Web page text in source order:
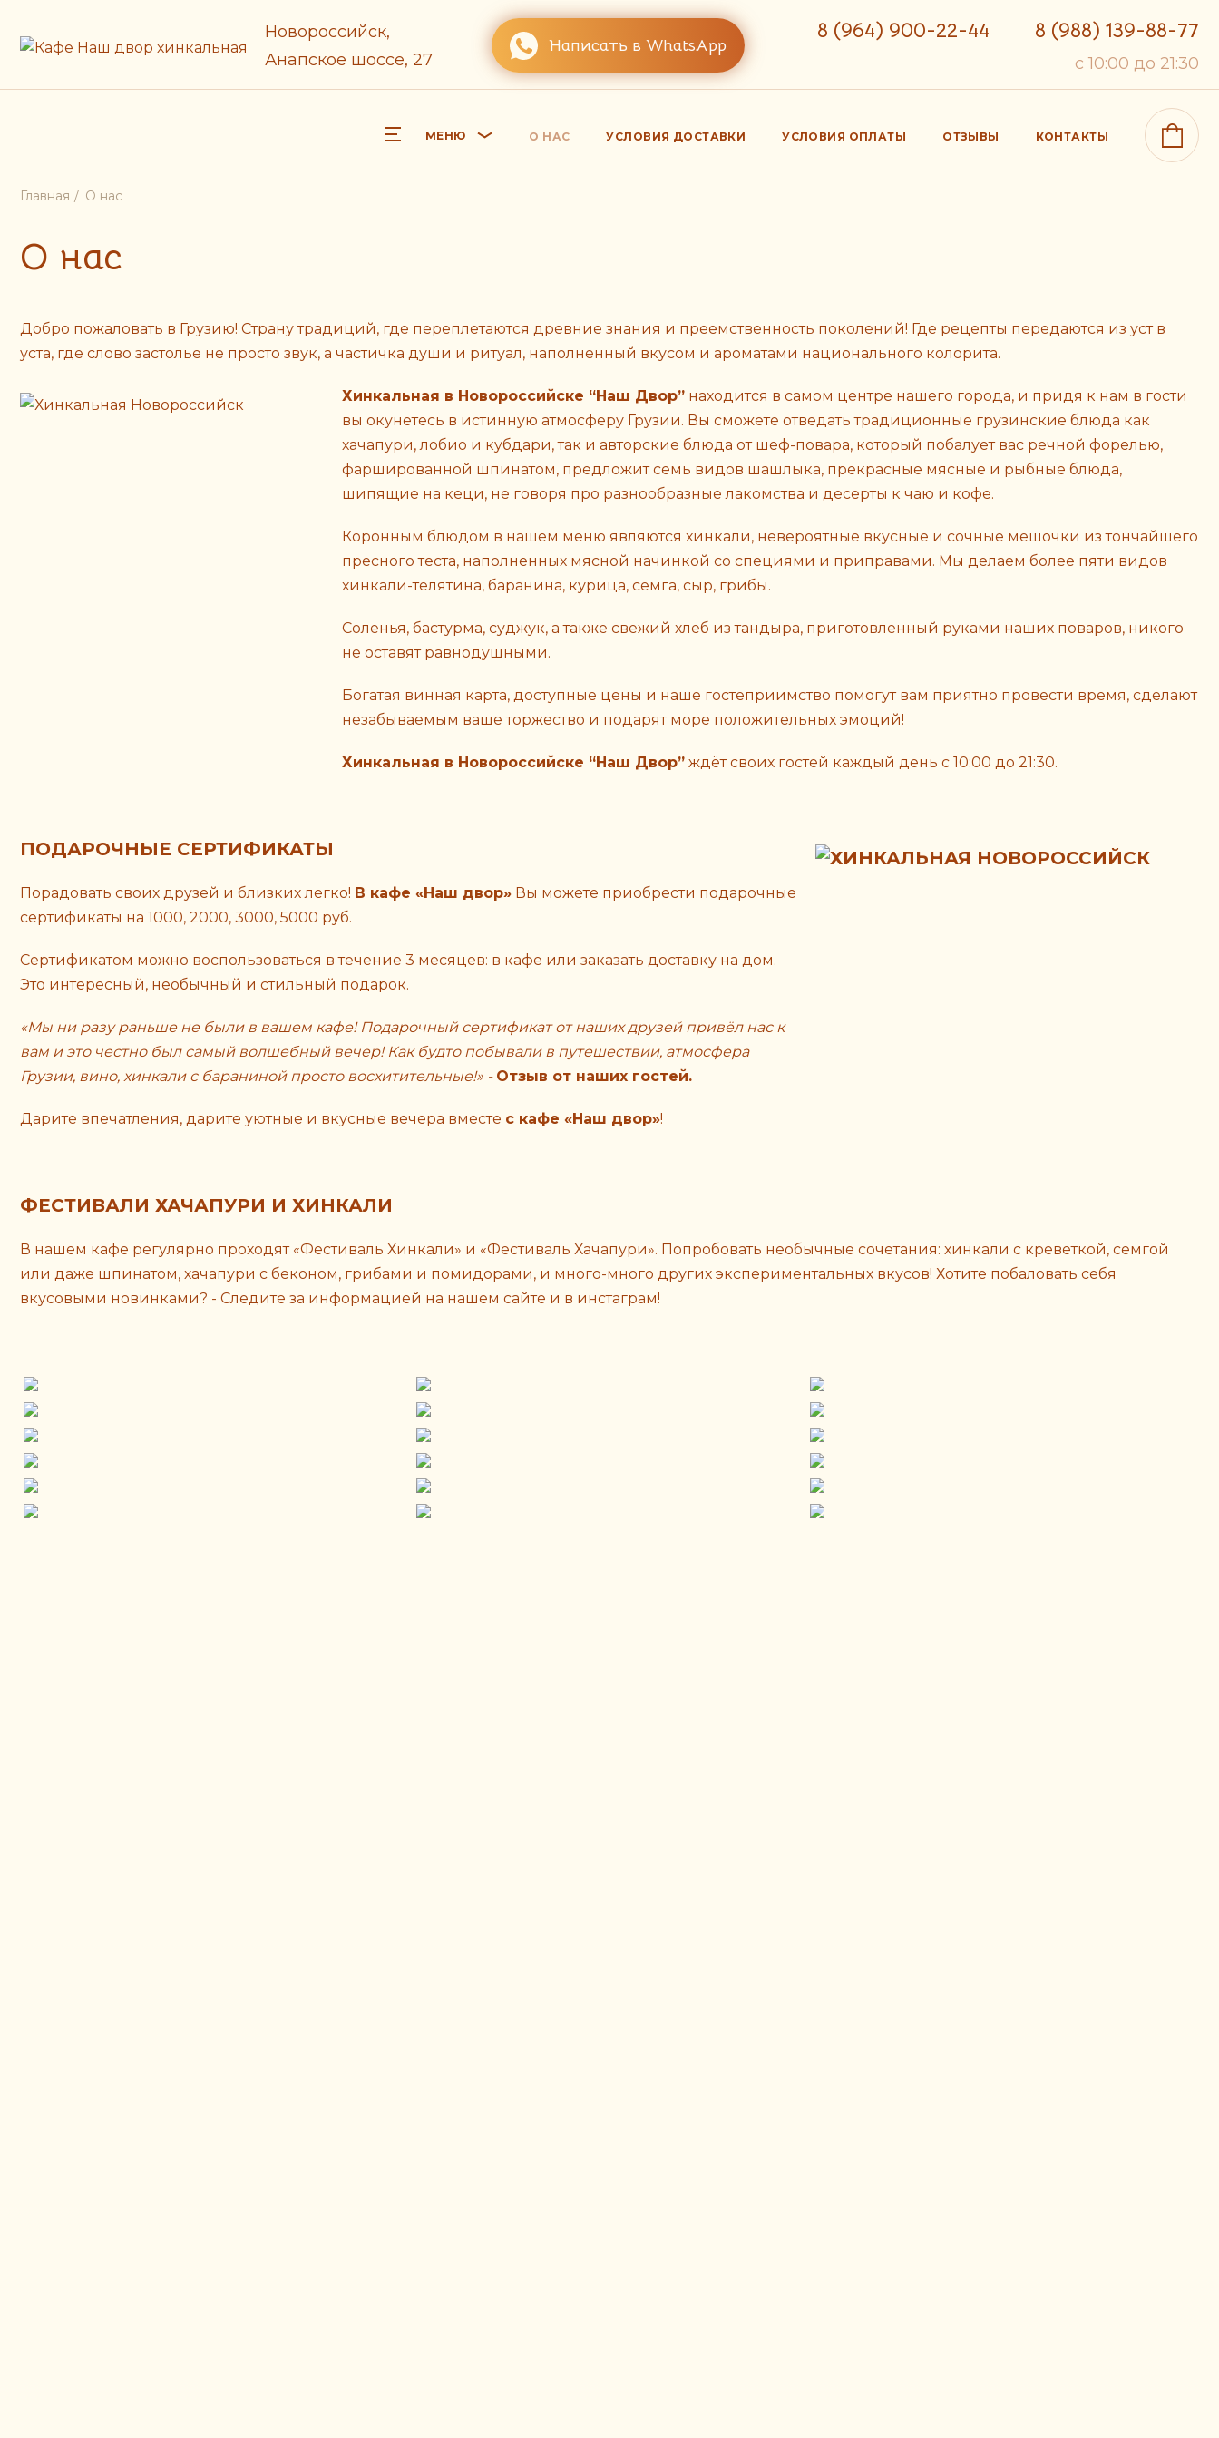
Новороссийск,
Анапское шоссе, 27
Написать в WhatsApp
8 (964) 900-22-44 8 (988) 139-88-77
c 10:00 до 21:30
О НАС УСЛОВИЯ ДОСТАВКИ УСЛОВИЯ ОПЛАТЫ ОТЗЫВЫ КОНТАКТЫ
МЕНЮ
Главная О нас
О нас
Добро пожаловать в Грузию! Страну традиций, где переплетаются древние знания и преемственность поколений! Где рецепты передаются из уст в
уста, где слово застолье не просто звук, а частичка души и ритуал, наполненный вкусом и ароматами национального колорита.
Хинкальная в Новороссийске “Наш Двор” находится в самом центре нашего города, и придя к нам в гости
вы окунетесь в истинную атмосферу Грузии. Вы сможете отведать традиционные грузинские блюда как
хачапури, лобио и кубдари, так и авторские блюда от шеф-повара, который побалует вас речной форелью,
фаршированной шпинатом, предложит семь видов шашлыка, прекрасные мясные и рыбные блюда,
шипящие на кеци, не говоря про разнообразные лакомства и десерты к чаю и кофе.
Коронным блюдом в нашем меню являются хинкали, невероятные вкусные и сочные мешочки из тончайшего
пресного теста, наполненных мясной начинкой со специями и приправами. Мы делаем более пяти видов
хинкали-телятина, баранина, курица, сёмга, сыр, грибы.
Соленья, бастурма, суджук, а также свежий хлеб из тандыра, приготовленный руками наших поваров, никого
не оставят равнодушными.
Богатая винная карта, доступные цены и наше гостеприимство помогут вам приятно провести время, сделают
незабываемым ваше торжество и подарят море положительных эмоций!
Хинкальная в Новороссийске “Наш Двор” ждёт своих гостей каждый день c 10:00 до 21:30.
ПОДАРОЧНЫЕ СЕРТИФИКАТЫ
Порадовать своих друзей и близких легко! В кафе «Наш двор» Вы можете приобрести подарочные
сертификаты на 1000, 2000, 3000, 5000 руб.
Сертификатом можно воспользоваться в течение 3 месяцев: в кафе или заказать доставку на дом.
Это интересный, необычный и стильный подарок.
«Мы ни разу раньше не были в вашем кафе! Подарочный сертификат от наших друзей привёл нас к
вам и это честно был самый волшебный вечер! Как будто побывали в путешествии, атмосфера
Грузии, вино, хинкали с бараниной просто восхитительные!» - Отзыв от наших гостей.
Дарите впечатления, дарите уютные и вкусные вечера вместе с кафе «Наш двор»!
ФЕСТИВАЛИ ХАЧАПУРИ И ХИНКАЛИ
В нашем кафе регулярно проходят «Фестиваль Хинкали» и «Фестиваль Хачапури». Попробовать необычные сочетания: хинкали с креветкой, семгой
или даже шпинатом, хачапури с беконом, грибами и помидорами, и много-много других экспериментальных вкусов! Хотите побаловать себя
вкусовыми новинками? - Следите за информацией на нашем сайте и в инстаграм!